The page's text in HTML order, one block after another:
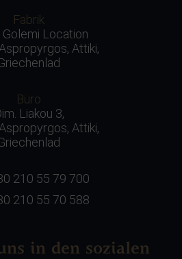
Fabrik
Golemi Location
Attiki,
Büro
Liakou 3,
Attiki,
210 55 79 700
210 55 70 588
in den sozialen